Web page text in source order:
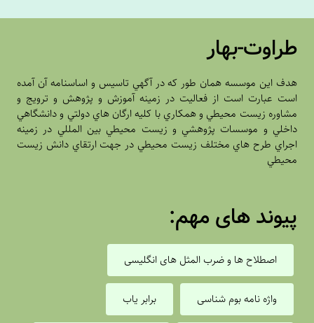
طراوت-بهار
هدف اين موسسه همان طور که در آگهي تاسيس و اساسنامه آن آمده
است عبارت است از فعاليت در زمينه آموزش و پژوهش و ترويج و
مشاوره زيست محيطي و همکاري با کليه ارگان هاي دولتي و دانشگاهي
داخلي و موسسات پژوهشي و زيست محيطي بين المللي در زمينه
اجراي طرح هاي مختلف زيست محيطي در جهت ارتقاي دانش زيست
محيطي
پیوند های مهم:
اصطلاح ها و ضرب المثل های انگلیسی
واژه نامه بوم شناسی برابر یاب